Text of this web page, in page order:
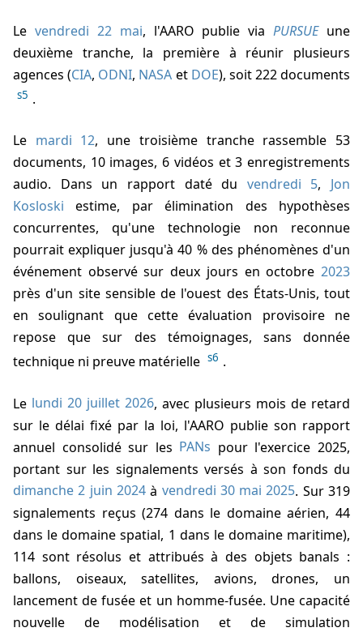
Le vendredi 22 mai, l'AARO publie viaPURSUEune
deuxième tranche, la première à réunir plusieurs
agences (CIA, ODNI, NASA et DOE), soit 222 documents
s5 .
Le mardi 12, une troisième tranche rassemble 53
documents, 10 images, 6 vidéos et 3 enregistrements
audio. Dans un rapport daté du vendredi 5, Jon
Kosloski estime, par élimination des hypothèses
concurrentes, qu'une technologie non reconnue
pourrait expliquer jusqu'à 40 % des phénomènes d'un
événement observé sur deux jours en octobre 2023
près d'un site sensible de l'ouest des États-Unis, tout
en soulignant que cette évaluation provisoire ne
repose que sur des témoignages, sans donnée
technique ni preuve matérielle s6 .
Le lundi 20 juillet 2026, avec plusieurs mois de retard
sur le délai fixé par la loi, l'AARO publie son rapport
annuel consolidé sur les PANs pour l'exercice 2025,
portant sur les signalements versés à son fonds du
dimanche 2 juin 2024à vendredi 30 mai 2025. Sur 319
signalements reçus (274 dans le domaine aérien, 44
dans le domaine spatial, 1 dans le domaine maritime),
114 sont résolus et attribués à des objets banals :
ballons, oiseaux, satellites, avions, drones, un
lancement de fusée et un homme-fusée. Une capacité
nouvelle de modélisation et de simulation